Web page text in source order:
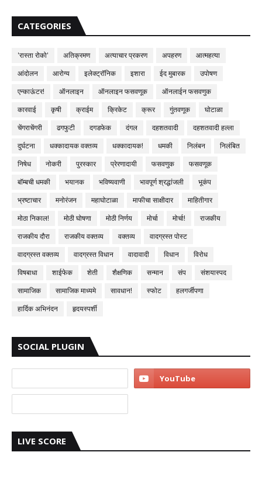
CATEGORIES
'रास्ता रोको' अतिक्रमण अत्याचार प्रकरण अपहरण
आत्महत्या
आंदोलन
आरोग्य इलेक्ट्रॉनिक इशारा ईद मुबारक
उपोषण
एन्काऊंटर!
ऑनलाइन ऑनलाइन फसवणूक
ऑनलाईन फसवणुक
कारवाई
कृषी क्राईम क्रिकेट क्रूर गुंतवणूक
घोटाळा
चेंगराचेंगरी
ढगफुटी दगडफेक दंगल दहशतवादी
दहशतवादी हल्ला
दुर्घटना
धक्कादायक वक्तव्य धक्कादायक! धमकी निलंबन
निलंबित
निषेध
नोकरी पुरस्कार प्रेरणादायी फसवणुक
फसवणूक
बॉम्बची धमकी
भयानक भविष्यवाणी भावपूर्ण श्रद्धांजली
भूकंप
भ्रष्टाचार
मनोरंजन महाघोटाळा माफीचा साक्षीदार
माहितीगार
मोठा निकाल!
मोठी घोषणा मोठी निर्णय मोर्चा मोर्चा!
राजकीय
राजकीय दौरा
राजकीय वक्तव्य वक्तव्य
वादग्रस्त पोस्ट
वादग्रस्त वक्तव्य
वादग्रस्त विधान वादावादी विधान
विरोध
विषबाधा
शाईफेक शेती शैक्षणिक सन्मान संप
संशयास्पद
सामाजिक
सामाजिक माध्यमे सावधान! स्फोट
हलगर्जीपणा
हार्दिक अभिनंदन
हृदयस्पर्शी
SOCIAL PLUGIN
LIVE SCORE